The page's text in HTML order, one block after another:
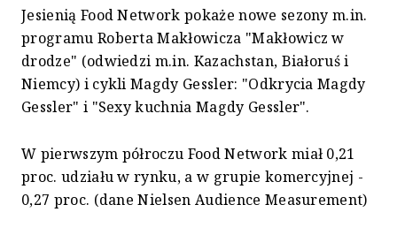
Jesienią Food Network pokaże nowe sezony m.in.
programu Roberta Makłowicza "Makłowicz w
drodze" (odwiedzi m.in. Kazachstan, Białoruś i
Niemcy) i cykli Magdy Gessler: "Odkrycia Magdy
Gessler" i "Sexy kuchnia Magdy Gessler".
W pierwszym półroczu Food Network miał 0,21
proc. udziału w rynku, a w grupie komercyjnej -
0,27 proc. (dane Nielsen Audience Measurement)